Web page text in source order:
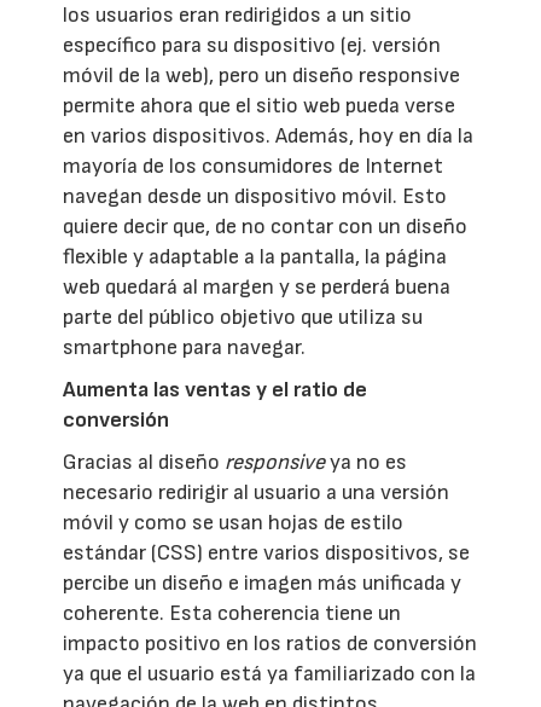
los usuarios eran redirigidos a un sitio
específico para su dispositivo (ej. versión
móvil de la web), pero un diseño responsive
permite ahora que el sitio web pueda verse
en varios dispositivos. Además, hoy en día la
mayoría de los consumidores de Internet
navegan desde un dispositivo móvil. Esto
quiere decir que, de no contar con un diseño
flexible y adaptable a la pantalla, la página
web quedará al margen y se perderá buena
parte del público objetivo que utiliza su
smartphone para navegar.
Aumenta las ventas y el ratio de
conversión
Gracias al diseño responsiveya no es
necesario redirigir al usuario a una versión
móvil y como se usan hojas de estilo
estándar (CSS) entre varios dispositivos, se
percibe un diseño e imagen más unificada y
coherente. Esta coherencia tiene un
impacto positivo en los ratios de conversión
ya que el usuario está ya familiarizado con la